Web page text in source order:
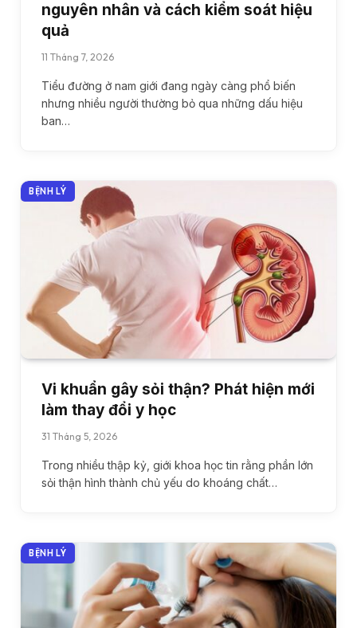
nguyên nhân và cách kiểm soát hiệu
quả
11 Tháng 7, 2026
Tiểu đường ở nam giới đang ngày càng phổ biến
nhưng nhiều người thường bỏ qua những dấu hiệu
ban…
BỆNH LÝ
Vi khuẩn gây sỏi thận? Phát hiện mới
làm thay đổi y học
31 Tháng 5, 2026
Trong nhiều thập kỷ, giới khoa học tin rằng phần lớn
sỏi thận hình thành chủ yếu do khoáng chất…
BỆNH LÝ